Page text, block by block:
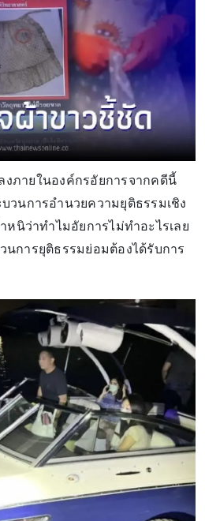
ภายในองค์กรอัยการจากคดีนี้
วนการอำนวยความยุติธรรมเชิง
นิว่าทำไมอัยการไม่ทำอะไรเลย
นการยุติธรรมย่อมต้องได้รับการ